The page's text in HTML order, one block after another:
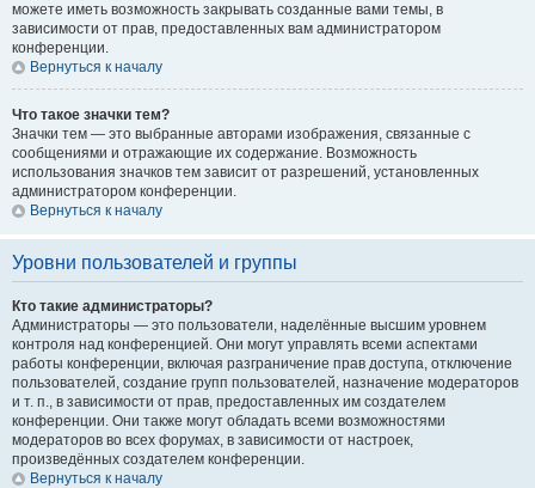
можете иметь возможность закрывать созданные вами темы, в
зависимости от прав, предоставленных вам администратором
конференции.
Вернуться к началу
Что такое значки тем?
Значки тем — это выбранные авторами изображения, связанные с
сообщениями и отражающие их содержание. Возможность
использования значков тем зависит от разрешений, установленных
администратором конференции.
Вернуться к началу
Уровни пользователей и группы
Кто такие администраторы?
Администраторы — это пользователи, наделённые высшим уровнем
контроля над конференцией. Они могут управлять всеми аспектами
работы конференции, включая разграничение прав доступа, отключение
пользователей, создание групп пользователей, назначение модераторов
и т. п., в зависимости от прав, предоставленных им создателем
конференции. Они также могут обладать всеми возможностями
модераторов во всех форумах, в зависимости от настроек,
произведённых создателем конференции.
Вернуться к началу